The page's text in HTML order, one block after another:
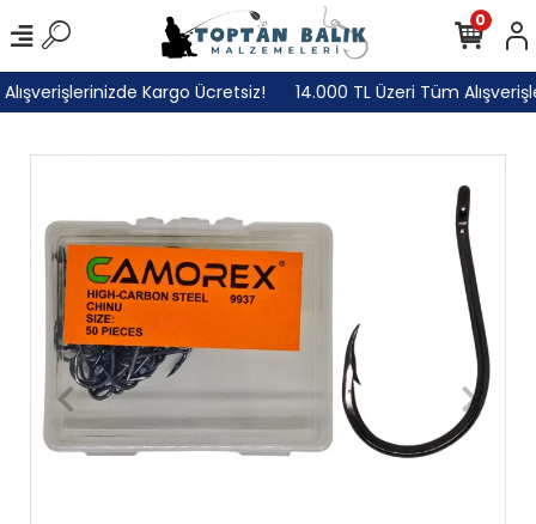
Kargo Ücretsiz! 14.000 TL Üzeri Tüm
0